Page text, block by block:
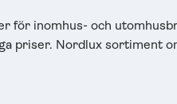
för inomhus- och
priser. Nordlux sortiment